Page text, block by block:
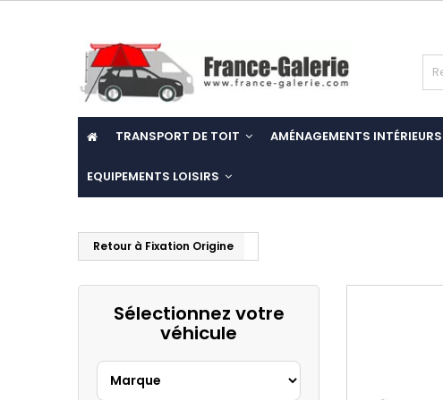
TRANSPORT DE TOIT AMÉNAGEMENTS INTÉRIEURS
EQUIPEMENTS LOISIRS
Retour à Fixation Origine
Sélectionnez votre
véhicule